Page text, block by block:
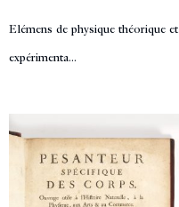
Elémens de physique théorique et
expérimenta...